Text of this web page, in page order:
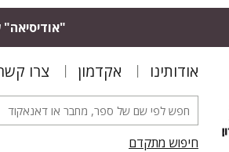
אודותינו אקדמון צרו
חיפוש מתקדם